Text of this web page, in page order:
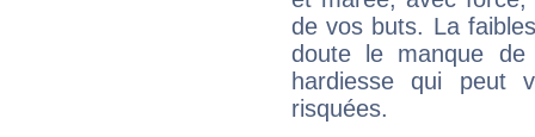
de vos buts. La
doute le manque
hardiesse qui peut
risquées.